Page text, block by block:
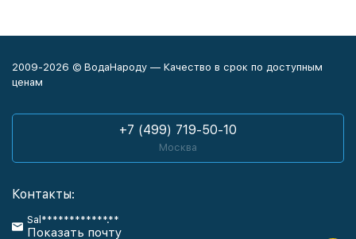
2009-2026 © ВодаНароду — Качество в срок по доступным
ценам
+7 (499) 719-50-10
Москва
Контакты:
Sal************.**
Показать почту